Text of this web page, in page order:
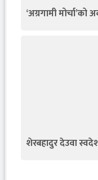
‘अग्रगामी
शेरबहादुर देउवा